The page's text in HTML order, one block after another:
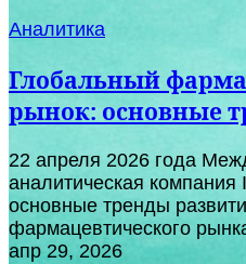
Аналитика
Глобальный
рынок: основные
22 апреля 2026 года
аналитическая компания
основные тренды
фармацевтического
апр 29, 2026